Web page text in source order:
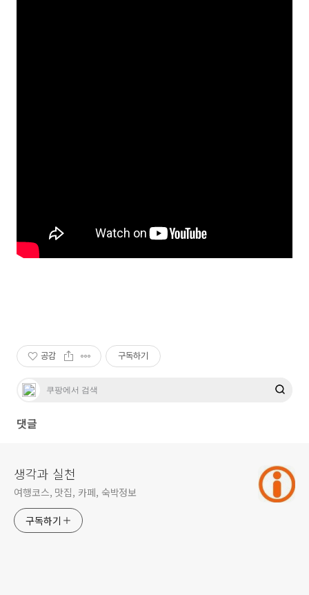
공감 구독하기
댓글
생각과 실천
여행코스, 맛집, 카페, 숙박정보
구독하기